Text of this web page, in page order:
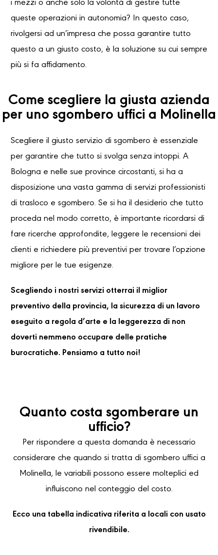
i mezzi o anche solo la volontà di gestire tutte
queste operazioni in autonomia? In questo caso,
rivolgersi ad un’impresa che possa garantire tutto
questo a un giusto costo, è la soluzione su cui sempre
più si fa affidamento.
Come scegliere la giusta azienda
per uno sgombero uffici a Molinella
Scegliere il giusto servizio di sgombero è essenziale
per garantire che tutto si svolga senza intoppi. A
Bologna e nelle sue province circostanti, si ha a
disposizione una vasta gamma di servizi professionisti
di trasloco e sgombero. Se si ha il desiderio che tutto
proceda nel modo corretto, è importante ricordarsi di
fare ricerche approfondite, leggere le recensioni dei
clienti e richiedere più preventivi per trovare l’opzione
migliore per le tue esigenze.
Scegliendo i nostri servizi otterrai il miglior
preventivo della provincia, la sicurezza di un lavoro
eseguito a regola d’arte e la leggerezza di non
doverti nemmeno occupare delle pratiche
burocratiche. Pensiamo a tutto noi!
Quanto costa sgomberare un
ufficio?
Per rispondere a questa domanda è necessario
considerare che quando si tratta di sgombero uffici a
Molinella, le variabili possono essere molteplici ed
influiscono nel conteggio del costo.
Ecco una tabella indicativa riferita a locali con usato
rivendibile.